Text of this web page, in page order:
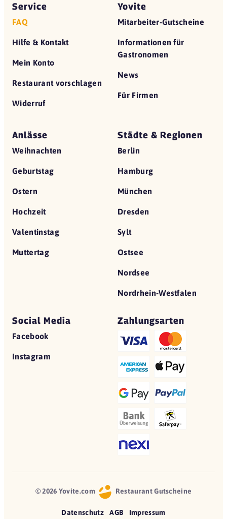
Service
FAQ
Hilfe & Kontakt
Mein Konto
Restaurant vorschlagen
Widerruf
Yovite
Mitarbeiter-Gutscheine
Informationen für
Gastronomen
News
Für Firmen
Anlässe
Weihnachten
Geburtstag
Ostern
Hochzeit
Valentinstag
Muttertag
Städte & Regionen
Berlin
Hamburg
München
Dresden
Sylt
Ostsee
Nordsee
Nordrhein-Westfalen
Social Media
Facebook
Instagram
Zahlungsarten
© 2026 Yovite.com Restaurant Gutscheine
Datenschutz AGB Impressum